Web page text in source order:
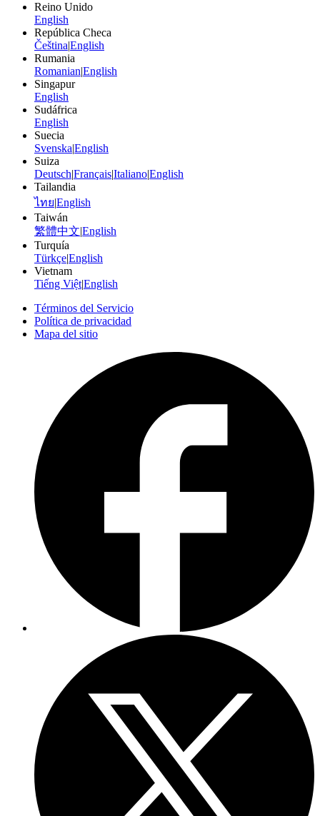
Reino Unido
English
República Checa
ČeštinaEnglish
Rumania
RomanianEnglish
Singapur
English
Sudáfrica
English
Suecia
SvenskaEnglish
Suiza
DeutschFrançaisItalianoEnglish
Tailandia
ไทย English
Taiwán
繁體中文 English
Turquía
TürkçeEnglish
Vietnam
Tiếng Việt|English
Términos del Servicio
Política de privacidad
Mapa del sitio